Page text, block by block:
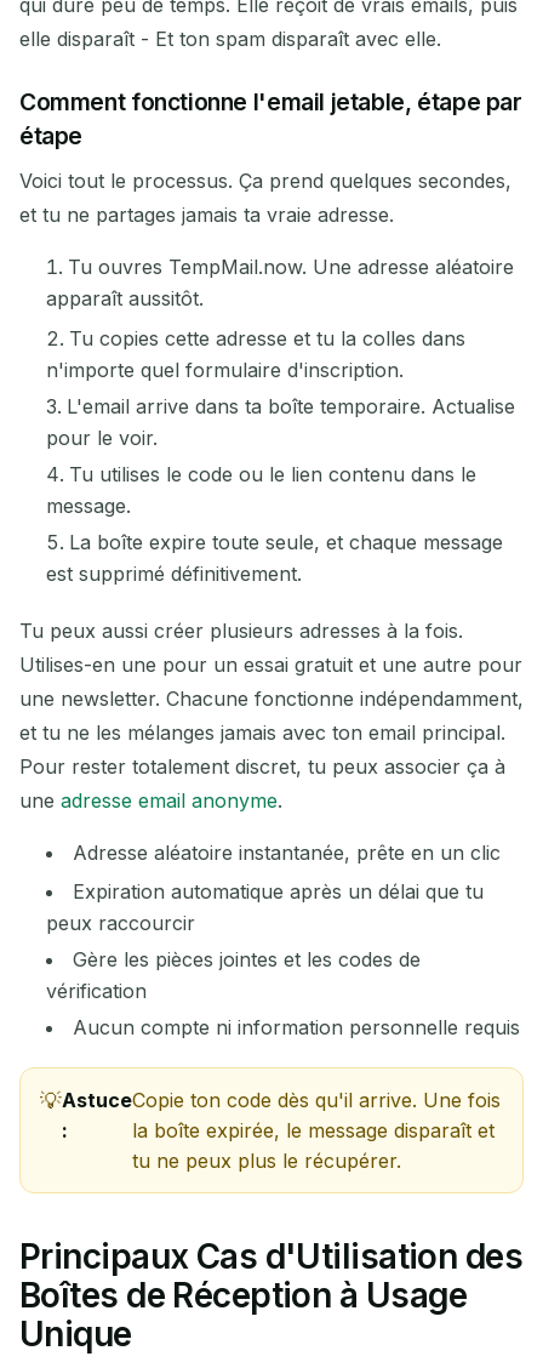
Supprimer la sélection Changer d'e-mail
Prochain rafraîchissement dans
EXPÉDITEUR OBJET
En attente d'e-mails entrants...
Rafraîchir
elle disparaît - Et ton spam disparaît avec elle.
Comment fonctionne l'email jetable, étape par
étape
Voici tout le processus. Ça prend quelques secondes,
et tu ne partages jamais ta vraie adresse.
Tu ouvres TempMail.now. Une adresse aléatoire
apparaît aussitôt.
Tu copies cette adresse et tu la colles dans
n'importe quel formulaire d'inscription.
L'email arrive dans ta boîte temporaire. Actualise
pour le voir.
Tu utilises le code ou le lien contenu dans le
message.
La boîte expire toute seule, et chaque message
est supprimé définitivement.
Tu peux aussi créer plusieurs adresses à la fois.
Utilises-en une pour un essai gratuit et une autre pour
une newsletter. Chacune fonctionne indépendamment,
et tu ne les mélanges jamais avec ton email principal.
Pour rester totalement discret, tu peux associer ça à
une adresse email anonyme.
Adresse aléatoire instantanée, prête en un clic
Expiration automatique après un délai que tu
peux raccourcir
Gère les pièces jointes et les codes de
vérification
Aucun compte ni information personnelle requis
Astuce
:
Copie ton code dès qu'il arrive. Une fois
la boîte expirée, le message disparaît et
tu ne peux plus le récupérer.
Principaux Cas d'Utilisation des
Boîtes de Réception à Usage
Unique